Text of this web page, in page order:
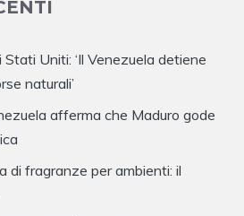
Uniti: ‘Il Venezuela detiene
naturali’
afferma che Maduro gode
di fragranze per ambienti: il